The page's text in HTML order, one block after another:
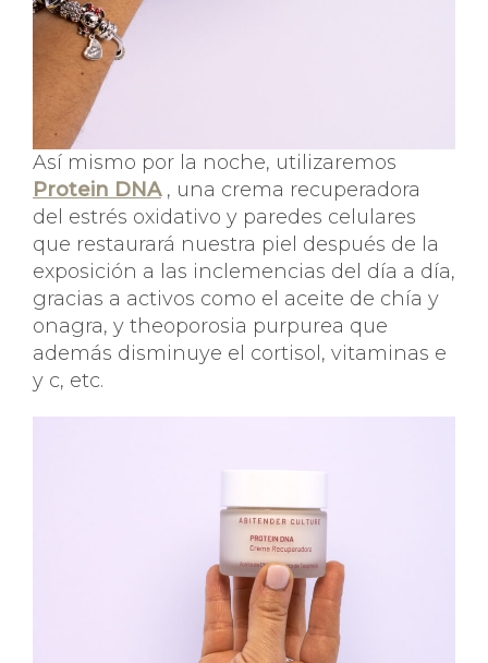
Así mismo por la noche, utilizaremos
Protein DNA, una crema recuperadora
del estrés oxidativo y paredes celulares
que restaurará nuestra piel después de la
exposición a las inclemencias del día a día,
gracias a activos como el aceite de chía y
onagra, y theoporosia purpurea que
además disminuye el cortisol, vitaminas e
y c, etc.